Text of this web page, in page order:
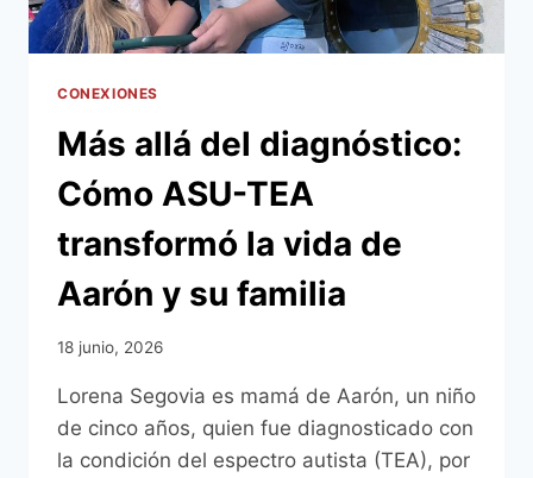
FAMILIAR
CONEXIONES
Más allá del diagnóstico:
Cómo ASU-TEA
transformó la vida de
Aarón y su familia
18 junio, 2026
Lorena Segovia es mamá de Aarón, un niño
de cinco años, quien fue diagnosticado con
la condición del espectro autista (TEA), por